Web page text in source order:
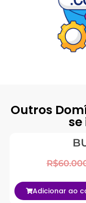
Outros
R$
Adicionar ao